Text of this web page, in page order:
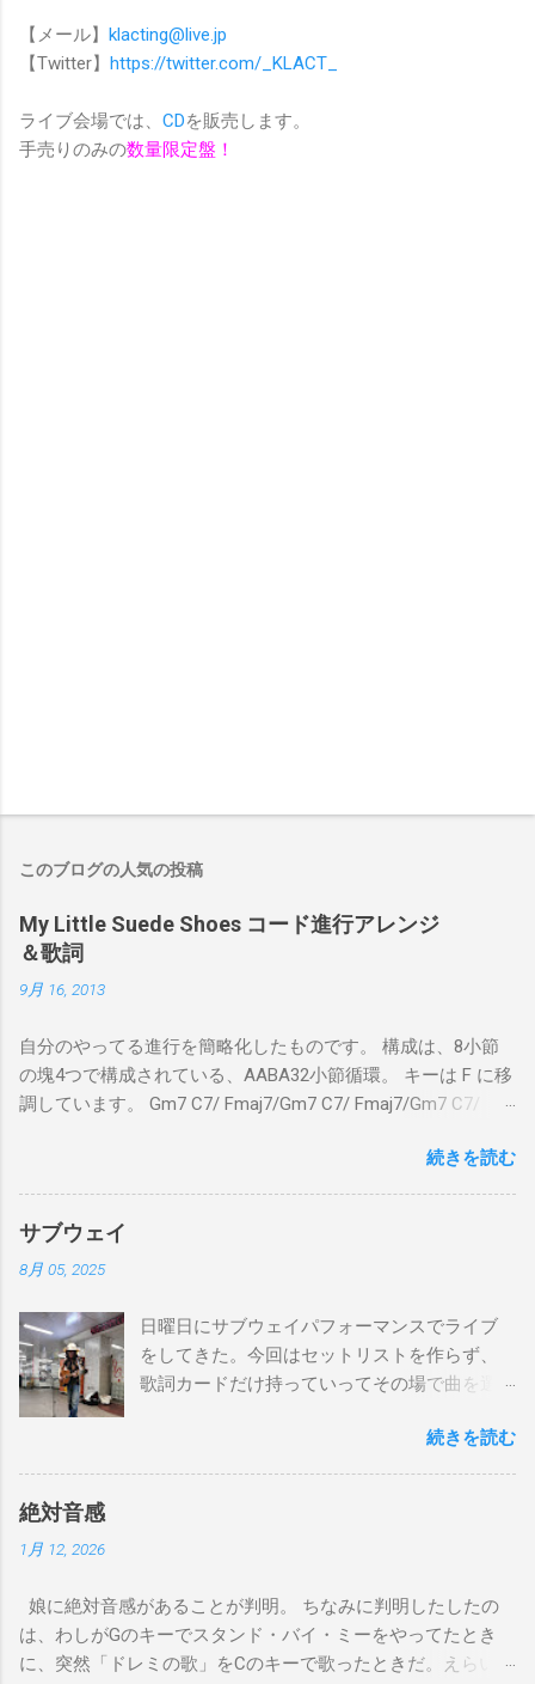
【メール】 klacting@live.jp
【Twitter】 https://twitter.com/_KLACT_
ライブ会場では、 CDを販売します。
手売りのみの数量限定盤！
このブログの人気の投稿
My Little Suede Shoes コード進行アレンジ
＆歌詞
9月 16, 2013
自分のやってる進行を簡略化したものです。 構成は、8小節
の塊4つで構成されている、AABA32小節循環。 キーは F に移
調しています。 Gm7 C7/ Fmaj7/Gm7 C7/ Fmaj7/Gm7 C7/
Fmaj7/Gm7 C7/ Am7 D7/Gm7 C7/ Fmaj7/ Bbmaj7/Am7
Abm7/Gm7 C7/Fmaj7/Bbmaj7/Am7 Abm7/Gm7 C7/Fmaj7/
Gm7 C7/ Fmaj7/Gm7 C7/ Fmaj7/Gm7 C7/ Am7 D7/Gm7 C7/
Fmaj7/ Gm7 C7 Fmaj7 僕のスエードシューズ Gm7
C7 Fmaj7 黒いスエードシューズ Gm7 C7 Am
のも一緒さ Gm7 C7 Fmaj7 僕のスウェードシューズ
Gm7 C7 Fmaj7 先の尖ったシューズ Gm7 C7
Am7 とてもカッコいいのさ D7 Gm7 C7 Fmaj7 いつも気分
最高 Bbmaj7 Am7 Abm7 こい...
続きを読む
サブウェイ
8月 05, 2025
日曜日にサブウェイパフォーマンスでライブ
をしてきた。今回はセットリストを作らず、
歌詞カードだけ持っていってその場で曲を選
をやった。でも、曲選びにかなりの時間を使
ったし、ライブの流れを良くするためにもセ
す。是非お越しください。 A change is gonna
come Gee, baby, ain't I good to you Michelle All
Of Me Susie Q St. Louis Blues Amado Mio 上を
続きを読む
絶対音感
1月 12, 2026
娘に絶対音感があることが判明。 ちなみに判明したしたの
は、わしがGのキーでスタンド・バイ・ミーをやってたとき
に、突然「ドレミの歌」をCのキーで歌ったときだ。えらい調